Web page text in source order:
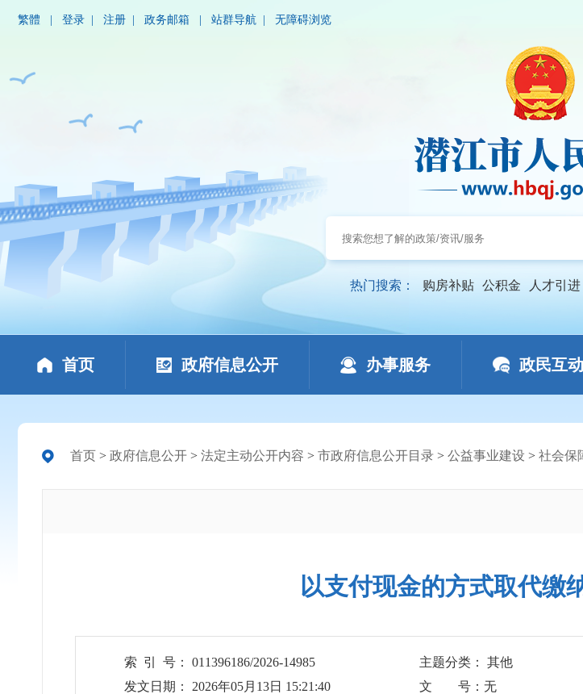
繁體 登录 注册 政务邮箱 站群导航 无障碍浏览
热门搜索： 购房补贴 公积金 人才引进
首页 政府信息公开 办事服务 政民互动
首页 > 政府信息公开 > 法定主动公开内容 > 市政府信息公开目录 > 公益事业建设 > 社会保
以支付现金的方式取代缴
索 引 号： 011396186/2026-14985 主题分类： 其他
发文日期： 2026年05月13日 15:21:40
文 号：无